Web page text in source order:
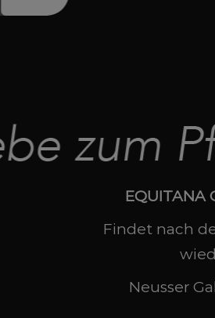
EQUITANA
Findet nach
Neusser